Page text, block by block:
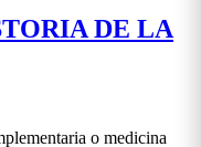
DE LA
o medicina